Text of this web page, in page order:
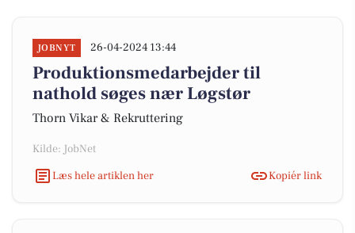
JOBNYT 26-04-2024 13:44
Produktionsmedarbejder til
nathold søges nær Løgstør
Thorn Vikar & Rekruttering
Kilde: JobNet
Læs hele artiklen her
Kopiér link